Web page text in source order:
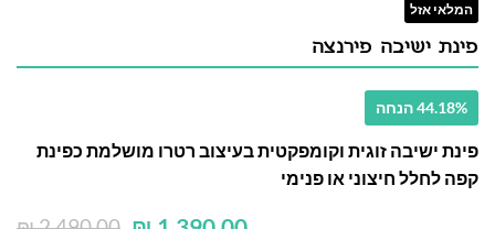
המלאי אזל
פינת ישיבה פירנצה
44.18% הנחה
פינת ישיבה זוגית וקומפקטית בעיצוב רטרו מושלמת כפינת
קפה לחלל חיצוני או פנימי